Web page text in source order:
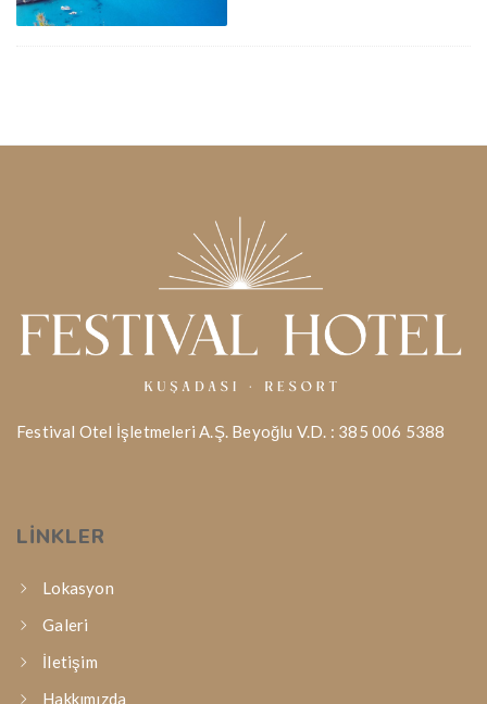
Festival Otel İşletmeleri A.Ş. Beyoğlu V.D. : 385 006 5388
LINKLER
Lokasyon
Galeri
İletişim
Hakkımızda